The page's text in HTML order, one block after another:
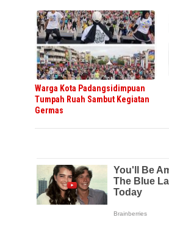
Warga Kota Padangsidimpuan
Tumpah Ruah Sambut Kegiatan
Germas